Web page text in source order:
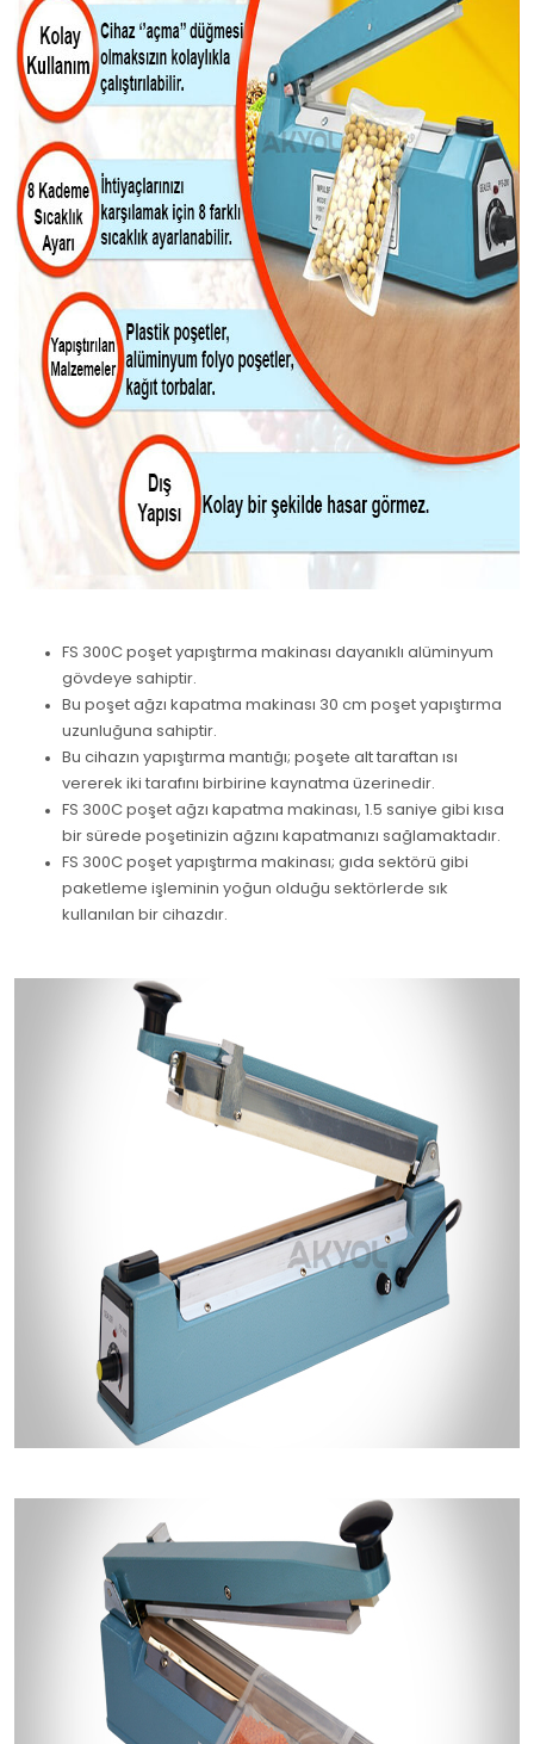
FS 300C poşet yapıştırma makinası dayanıklı alüminyum
gövdeye sahiptir.
Bu poşet ağzı kapatma makinası 30 cm poşet yapıştırma
uzunluğuna sahiptir.
Bu cihazın yapıştırma mantığı; poşete alt taraftan ısı
vererek iki tarafını birbirine kaynatma üzerinedir.
FS 300C poşet ağzı kapatma makinası, 1.5 saniye gibi kısa
bir sürede poşetinizin ağzını kapatmanızı sağlamaktadır.
FS 300C poşet yapıştırma makinası; gıda sektörü gibi
paketleme işleminin yoğun olduğu sektörlerde sık
kullanılan bir cihazdır.